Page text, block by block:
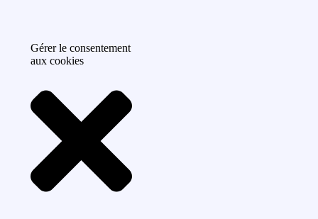
Gérer le consentement
aux cookies